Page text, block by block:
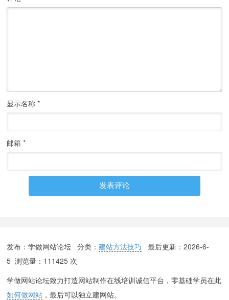
显示名称*
邮箱*
发布：学做网站论坛 分类：建站方法技巧 最后更新：2026-6-
5 浏览量：111425 次
学做网站论坛致力打造网站制作在线培训诚信平台，零基础学员在此
如何做网站 ，最后可以独立建网站。